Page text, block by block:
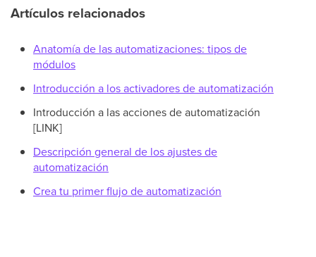
Artículos relacionados
Anatomía de las automatizaciones: tipos de
módulos
Introducción a los activadores de automatización
Introducción a las acciones de automatización
[LINK]
Descripción general de los ajustes de
automatización
Crea tu primer flujo de automatización